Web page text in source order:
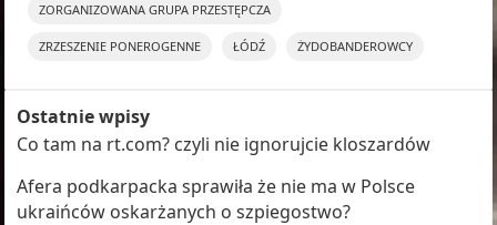
ZORGANIZOWANA GRUPA PRZESTĘPCZA
ZRZESZENIE PONEROGENNE ŁÓDŹ ŻYDOBANDEROWCY
Ostatnie wpisy
Co tam na rt.com? czyli nie ignorujcie kloszardów
Afera podkarpacka sprawiła że nie ma w Polsce
ukraińców oskarżanych o szpiegostwo?